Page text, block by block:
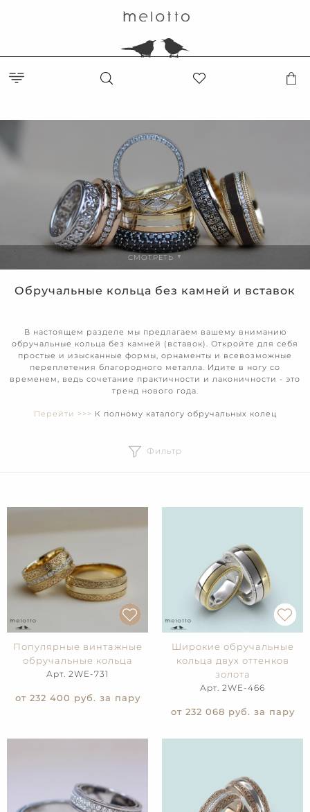
СМОТРЕТЬ ▼
Обручальные кольца без камней и вставок
В настоящем разделе мы предлагаем вашему вниманию
обручальные кольца без камней (вставок). Откройте для себя
простые и изысканные формы, орнаменты и всевозможные
переплетения благородного металла. Идите в ногу со
временем, ведь сочетание практичности и лаконичности - это
тренд нового года.
Перейти >>> К полному каталогу обручальных колец
Фильтр
Популярные винтажные
обручальные кольца
Арт. 2WE-731
от 232 400 руб. за пару
Широкие обручальные
кольца двух оттенков
золота
Арт. 2WE-466
от 232 068 руб. за пару